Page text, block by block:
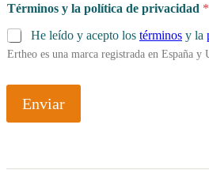
e
p
o
r
i
Términos y la política de privacidad *
He leído y acepto los términos y la
Ertheo es una marca registrada en España
Enviar